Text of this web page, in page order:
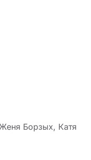
Борзых, Катя